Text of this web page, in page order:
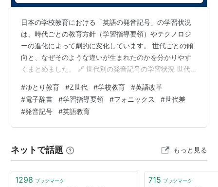
一部データ化し忘れている箇所が存在する。
日本の学校教育における「英語の発音記号」の学習状況
は、時代ごとの教育方針（学習指導要領）やテクノロジ
ーの進化によって劇的に変化しています。 世代ごとの傾
向と、なぜそのような違いが生まれたのかを分かりやす
くまとめました。 🔗 世代別の発音記号の学習状況 世代
大きく3つに分かれます。 世代（目安） 学校での学習状
況 主な学習・確認ツール 特徴と英語の向き合い方 シニ
ア〜ミドル世代 （40代以上 / 1980年代以前の卒業） 必
須の知識として叩き込まれた 紙の辞書 「発音記号が読め
み書き・文法重視の受…
#ゆとり教育 #Z世代 #学校教育 #英語改革
#電子辞書 #学習指導要領 #フォニックス #世代差
#発音記号 #英語教育
ネットで話題 もっと見る
1298 ブックマーク 715 ブックマーク